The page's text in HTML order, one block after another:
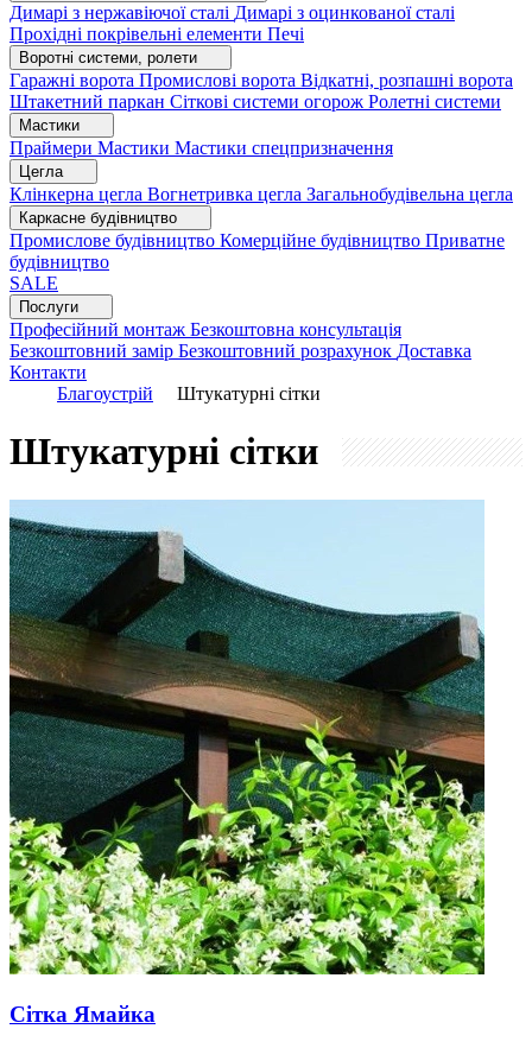
Димарі з нержавіючої сталі Димарі з оцинкованої сталі
Прохідні покрівельні елементи Печі
Воротні системи, ролети
Гаражні ворота Промислові ворота Відкатні, розпашні ворота
Штакетний паркан Сіткові системи огорож Ролетні системи
Мастики
Праймери Мастики Мастики спецпризначення
Цегла
Клінкерна цегла Вогнетривка цегла Загальнобудівельна цегла
Каркасне будівництво
Промислове будівництво Комерційне будівництво Приватне
будівництво
SALE
Послуги
Професійний монтаж Безкоштовна консультація
Безкоштовний замір Безкоштовний розрахунок Доставка
Контакти
Благоустрій
Штукатурні сітки
Штукатурні сітки
Сітка Ямайка